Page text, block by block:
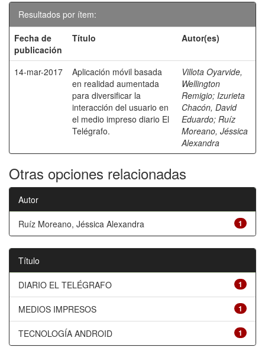
Resultados por ítem:
Fecha de
publicación
Título Autor(es)
14-mar-2017
Aplicación móvil basada
en realidad aumentada
para diversificar la
interacción del usuario en
el medio impreso diario El
Telégrafo.
Villota Oyarvide,
Wellington
Remigio; Izurieta
Chacón, David
Eduardo; Ruíz
Moreano, Jéssica
Alexandra
Otras opciones relacionadas
Autor
1
Ruíz Moreano, Jéssica Alexandra
Título
1
DIARIO EL TELÉGRAFO
1
MEDIOS IMPRESOS
1
TECNOLOGÍA ANDROID